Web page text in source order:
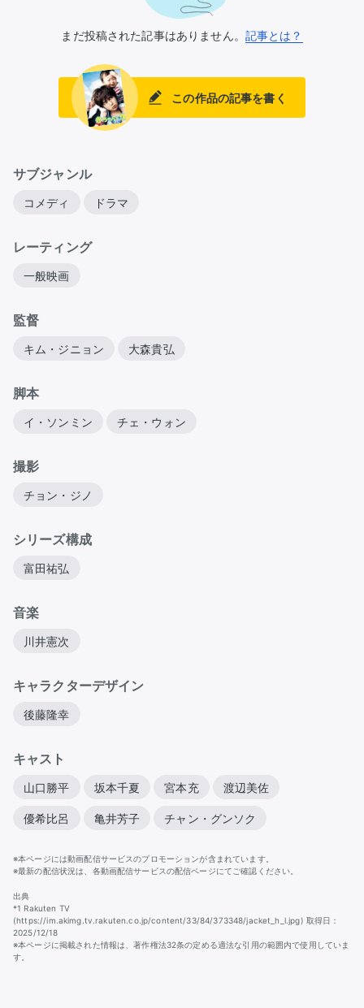
まだ投稿された記事はありません。 記事とは？
この作品の記事を書く
サブジャンル
コメディ ドラマ
レーティング
一般映画
監督
キム・ジニョン 大森貴弘
脚本
イ・ソンミン チェ・ウォン
撮影
チョン・ジノ
シリーズ構成
富田祐弘
音楽
川井憲次
キャラクターデザイン
後藤隆幸
キャスト
山口勝平 坂本千夏 宮本充 渡辺美佐
優希比呂 亀井芳子 チャン・グンソク
※本ページには動画配信サービスのプロモーションが含まれています。
※最新の配信状況は、各動画配信サービスの配信ページにてご確認ください。
出典
*1 Rakuten TV
(https://im.akimg.tv.rakuten.co.jp/content/33/84/373348/jacket_h_l.jpg) 取得日：
2025/12/18
※本ページに掲載された情報は、著作権法32条の定める適法な引用の範囲内で使用していま
す。